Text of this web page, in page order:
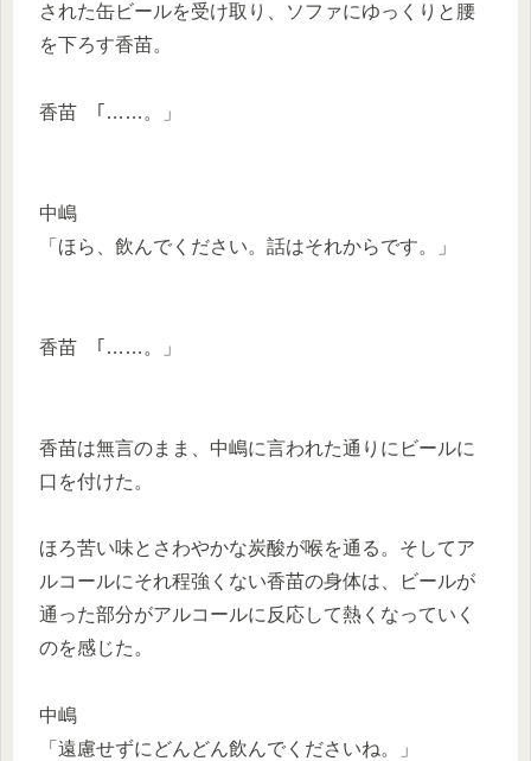
された缶ビールを受け取り、ソファにゆっくりと腰
を下ろす香苗。
香苗 ｢……。」
中嶋
「ほら、飲んでください。話はそれからです。」
香苗 ｢……。」
香苗は無言のまま、中嶋に言われた通りにビールに
口を付けた。
ほろ苦い味とさわやかな炭酸が喉を通る。そしてア
ルコールにそれ程強くない香苗の身体は、ビールが
通った部分がアルコールに反応して熱くなっていく
のを感じた。
中嶋
「遠慮せずにどんどん飲んでくださいね。」